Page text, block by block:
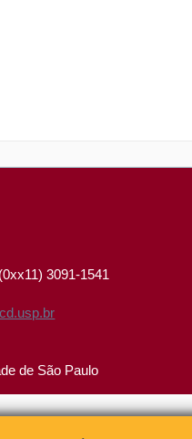
3091-1541
de São Paulo